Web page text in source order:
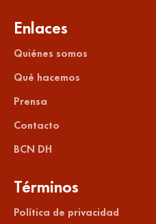
Enlaces
Quiénes somos
Qué hacemos
Prensa
Contacto
BCN DH
Términos
Política de privacidad